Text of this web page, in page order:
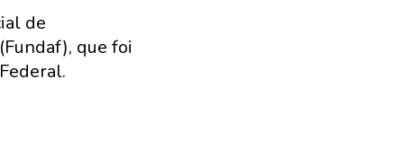
de
que foi